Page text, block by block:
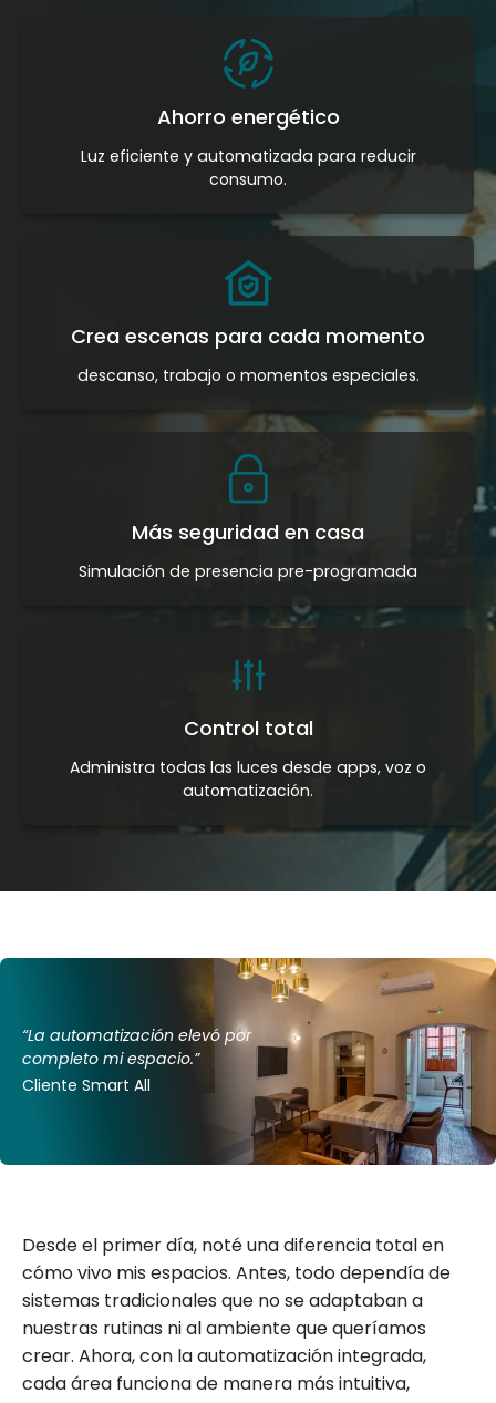
Ahorro energético
Luz eficiente y automatizada para reducir
consumo.
Crea escenas para cada momento
descanso, trabajo o momentos especiales.
Más seguridad en casa
Simulación de presencia pre-programada
Control total
Administra todas las luces desde apps, voz o
automatización.
“La automatización elevó por
completo mi espacio.”
Cliente Smart All
Desde el primer día, noté una diferencia total en
cómo vivo mis espacios. Antes, todo dependía de
sistemas tradicionales que no se adaptaban a
nuestras rutinas ni al ambiente que queríamos
crear. Ahora, con la automatización integrada,
cada área funciona de manera más intuitiva,